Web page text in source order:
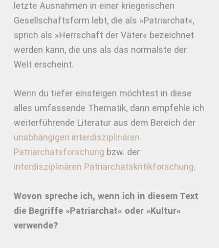
letzte Ausnahmen in einer kriegerischen
Gesellschaftsform lebt, die als »Patriarchat«,
sprich als »Herrschaft der Väter« bezeichnet
werden kann, die uns als das normalste der
Welt erscheint.
Wenn du tiefer einsteigen möchtest in diese
alles umfassende Thematik, dann empfehle ich
weiterführende Literatur aus dem Bereich der
unabhängigen interdisziplinären
Patriarchatsforschung bzw. der
interdisziplinären Patriarchatskritikforschung.
Wovon spreche ich, wenn ich in diesem Text
die Begriffe »Patriarchat« oder »Kultur«
verwende?